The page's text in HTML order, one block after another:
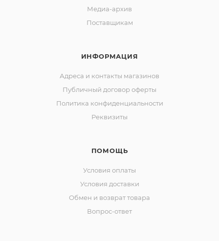
Медиа-архив
Поставщикам
ИНФОРМАЦИЯ
Адреса и контакты магазинов
Публичный договор оферты
Политика конфиденциальности
Реквизиты
ПОМОЩЬ
Условия оплаты
Условия доставки
Обмен и возврат товара
Вопрос-ответ